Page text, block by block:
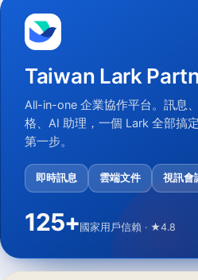
Taiwan Lark
All-in-one 企業協作平台。訊息
格、AI 助理，一個 Lark 全部
第一步。
即時訊息 雲端文件 視訊會
125+國家用戶信賴 · ★4.8